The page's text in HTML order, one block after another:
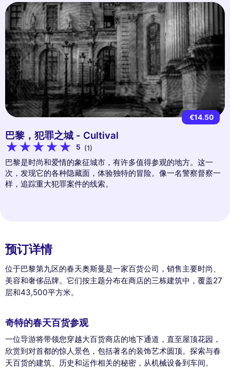
€14.50
巴黎，犯罪之城 - Cultival
5 (1)
巴黎是时尚和爱情的象征城市，有许多值得参观的地方。这一
次，发现它的各种隐藏面，体验独特的冒险。像一名警察督察一
样，追踪重大犯罪案件的线索。
预订详情
位于巴黎第九区的春天奥斯曼是一家百货公司，销售主要时尚、
美容和奢侈品牌。它们按主题分布在商店的三栋建筑中，覆盖27
层和43,500平方米。
奇特的春天百货参观
一位导游将带领您穿越大百货商店的地下通道，直至屋顶花园，
欣赏到对首都的惊人景色，包括著名的装饰艺术圆顶。探索与春
天百货的建筑、历史和运作相关的秘密，从机械设备到车间。